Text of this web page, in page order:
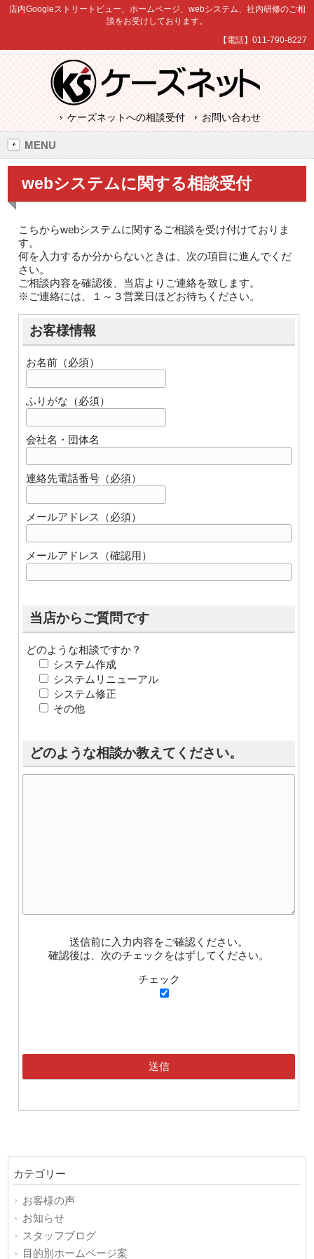
店内Googleストリートビュー、ホームページ、webシステム、社内研修のご相
談をお受けしております。
【電話】011-790-8227
ケーズネットへの相談受付 お問い合わせ
MENU
webシステムに関する相談受付
こちからwebシステムに関するご相談を受け付けておりま
す。
何を入力するか分からないときは、次の項目に進んでくだ
さい。
ご相談内容を確認後、当店よりご連絡を致します。
※ご連絡には、１～３営業日ほどお待ちください。
お客様情報
お名前（必須）
ふりがな（必須）
会社名・団体名
連絡先電話番号（必須）
メールアドレス（必須）
メールアドレス（確認用）
当店からご質問です
どのような相談ですか？
システム作成
システムリニューアル
システム修正
その他
どのような相談か教えてください。
送信前に入力内容をご確認ください。
確認後は、次のチェックをはずしてください。
チェック
カテゴリー
お客様の声
お知らせ
スタッフブログ
目的別ホームページ案